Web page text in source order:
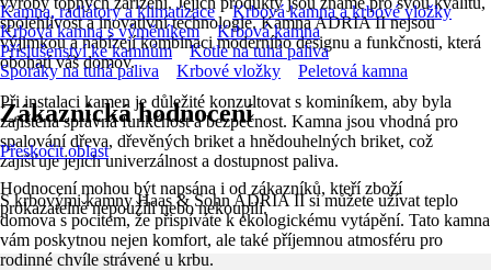
spolehlivost a inovativní technologie. Kamna ADRIA II nejsou
výjimkou a nabízejí kombinaci moderního designu a funkčnosti, která
obohatí váš domov.
Při instalaci kamen je důležité konzultovat s kominíkem, aby byla
zajištěna správná funkčnost a bezpečnost. Kamna jsou vhodná pro
spalování dřeva, dřevěných briket a hnědouhelných briket, což
zajišťuje jejich univerzálnost a dostupnost paliva.
S krbovými kamny Haas & Sohn ADRIA II si můžete užívat teplo
domova s pocitem, že přispíváte k ekologickému vytápění. Tato kamna
vám poskytnou nejen komfort, ale také příjemnou atmosféru pro
rodinné chvíle strávené u krbu.
Kamna, radiátory a klimatizace
Krbová kamna a krbové vložky
Krbová kamna s výměníkem
Krbová kamna
Příslušenství ke kamnům
Kotle na tuhá paliva
Sporáky na tuhá paliva
Krbové vložky Peletová kamna
Zákaznická hodnocení
Přeskočit oblast
Hodnocení mohou být napsána i od zákazníků, kteří zboží
prokazatelně nepoužili nebo nekoupili.